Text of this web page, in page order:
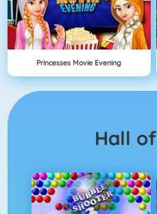
Princesses Movie Evening
Hall of